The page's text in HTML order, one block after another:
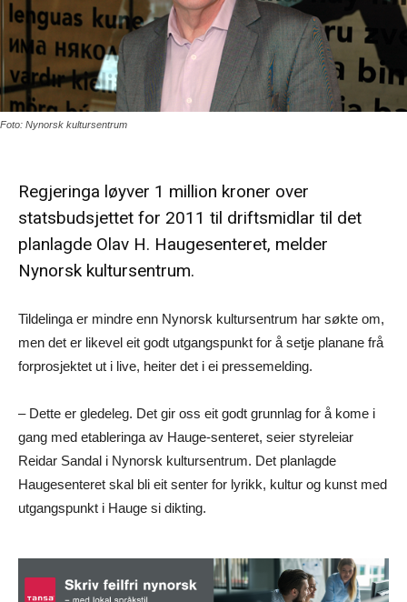
Foto: Nynorsk kultursentrum
Regjeringa løyver 1 million kroner over
statsbudsjettet for 2011 til driftsmidlar til det
planlagde Olav H. Haugesenteret, melder
Nynorsk kultursentrum.
Tildelinga er mindre enn Nynorsk kultursentrum har søkte om,
men det er likevel eit godt utgangspunkt for å setje planane frå
forprosjektet ut i live, heiter det i ei pressemelding.
– Dette er gledeleg. Det gir oss eit godt grunnlag for å kome i
gang med etableringa av Hauge-senteret, seier styreleiar
Reidar Sandal i Nynorsk kultursentrum. Det planlagde
Haugesenteret skal bli eit senter for lyrikk, kultur og kunst med
utgangspunkt i Hauge si dikting.